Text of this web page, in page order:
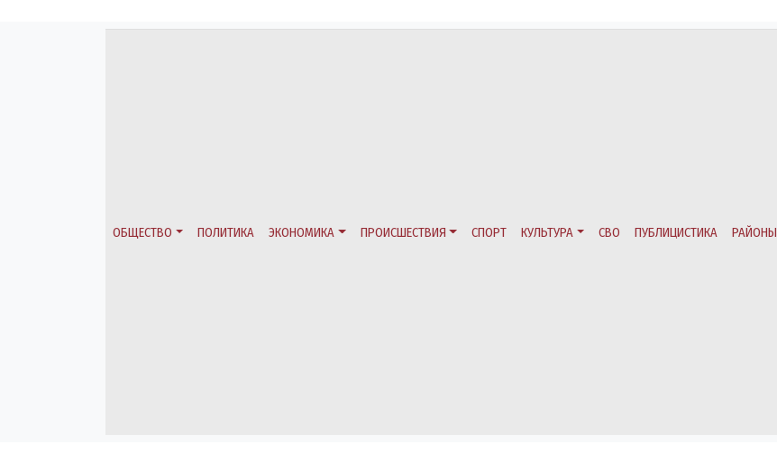
ОБЩЕСТВО ПОЛИТИКА ЭКОНОМИКА ПРОИСШЕСТВИЯ СПОРТ КУЛЬТУРА СВО ПУБЛИЦИСТИКА РАЙОНЫ